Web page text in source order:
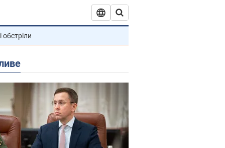
обстріли